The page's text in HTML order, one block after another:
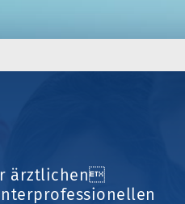
ärztlichen